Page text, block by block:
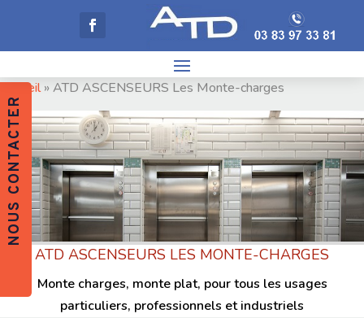
Accueil»ATD ASCENSEURS Les Monte-charges
ATD ASCENSEURS LES MONTE-CHARGES
Monte charges, monte plat, pour tous les usages
particuliers, professionnels et industriels
NOUS CONTACTER